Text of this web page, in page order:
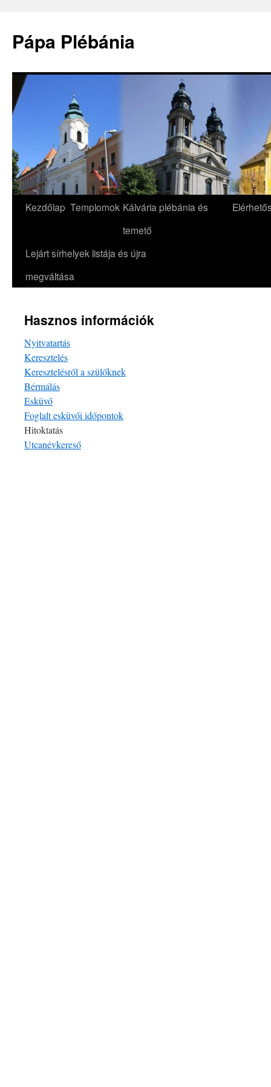
Pápa Plébánia
Skip
content
Kezdőlap Templomok Kálvária plébánia és
temető
Lejárt sírhelyek listája és újra
megváltása
Hasznos információk
Nyitvatartás
Keresztelés
Keresztelésről a szülőknek
Bérmálás
Esküvő
Foglalt esküvői időpontok
Hitoktatás
Utcanévkereső